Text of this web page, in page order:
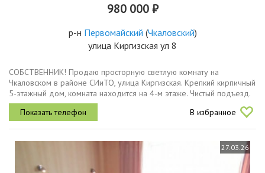
980 000 ₽
р-н Первомайский (Чкаловский)
улица Киргизская ул 8
СОБСТВЕННИК! Продаю просторную светлую комнату на
Чкаловском в районе СИиТО, улица Киргизская. Крепкий кирпичный
5-этажный дом, комната находится на 4-м этаже. Чистый подъезд.
Дом прошел кап ремонт. Общая площадь комнаты - 12 кв.м....
В избранное
27.03.26